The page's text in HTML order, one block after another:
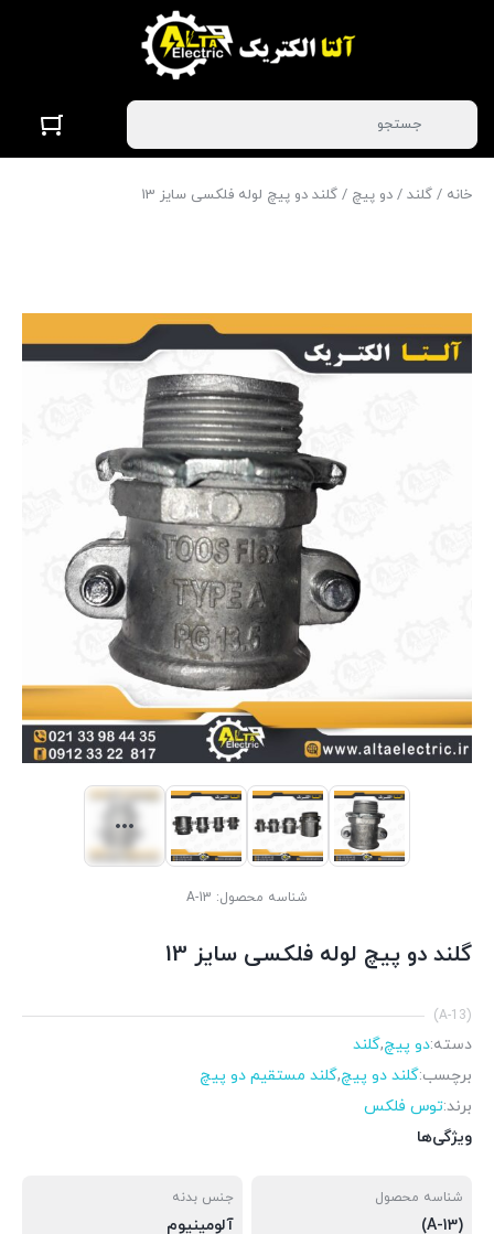
خانه / گلند / دو پیچ / گلند دو پیچ لوله فلکسی سایز 13
شناسه محصول: A-13
گلند دو پیچ لوله فلکسی سایز 13
(A-13)
دسته:دو پیچ,گلند
برچسب:گلند دو پیچ,گلند مستقیم دو پیچ
برند:توس فلکس
ویژگی‌ها
شناسه محصول
(A-13)
جنس بدنه
آلومینیوم